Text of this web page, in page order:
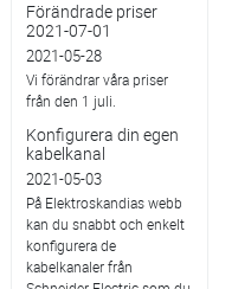
Förändrade priser
2021-07-01
2021-05-28
Vi förändrar våra priser
från den 1 juli.
Konfigurera din egen
kabelkanal
2021-05-03
På Elektroskandias webb
kan du snabbt och enkelt
konfigurera de
kabelkanaler från